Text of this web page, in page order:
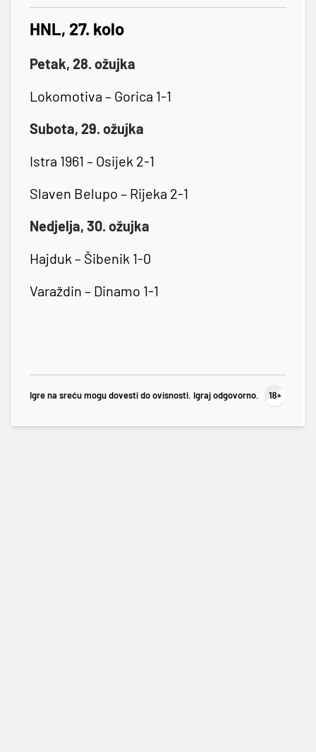
HNL, 27. kolo
Petak, 28. ožujka
Lokomotiva – Gorica 1-1
Subota, 29. ožujka
Istra 1961 – Osijek 2-1
Slaven Belupo – Rijeka 2-1
Nedjelja, 30. ožujka
Hajduk – Šibenik 1-0
Varaždin – Dinamo 1-1
Igre na sreću mogu dovesti do ovisnosti. Igraj odgovorno.